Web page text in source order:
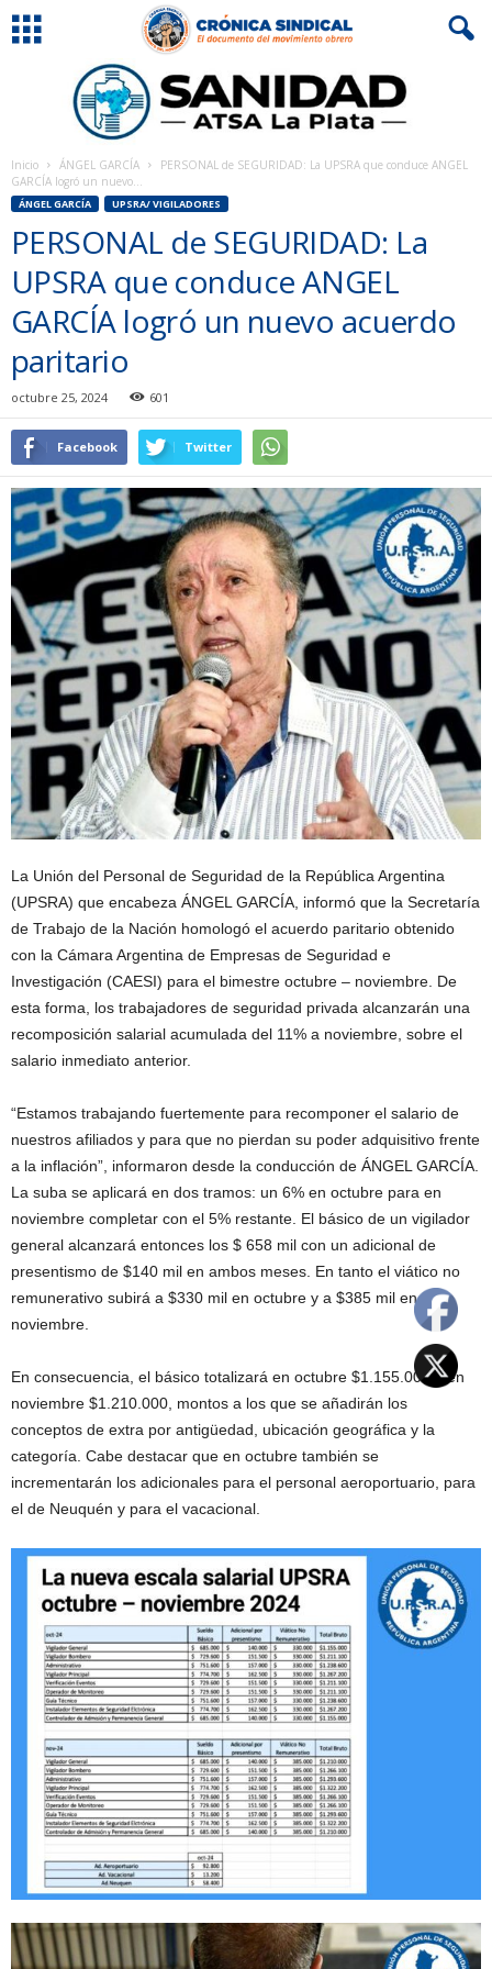
Inicio ÁNGEL GARCÍA
PERSONAL de SEGURIDAD: La UPSRA que conduce ANGEL
GARCÍA logró un nuevo...
ÁNGEL GARCÍA UPSRA/ VIGILADORES
PERSONAL de SEGURIDAD: La
UPSRA que conduce ANGEL
GARCÍA logró un nuevo acuerdo
paritario
octubre 25, 2024 601
Facebook Twitter
La Unión del Personal de Seguridad de la República Argentina
(UPSRA) que encabeza ÁNGEL GARCÍA, informó que la Secretaría
de Trabajo de la Nación homologó el acuerdo paritario obtenido
con la Cámara Argentina de Empresas de Seguridad e
Investigación (CAESI) para el bimestre octubre – noviembre. De
esta forma, los trabajadores de seguridad privada alcanzarán una
recomposición salarial acumulada del 11% a noviembre, sobre el
salario inmediato anterior.
“Estamos trabajando fuertemente para recomponer el salario de
nuestros afiliados y para que no pierdan su poder adquisitivo frente
a la inflación”, informaron desde la conducción de ÁNGEL GARCÍA.
La suba se aplicará en dos tramos: un 6% en octubre para en
noviembre completar con el 5% restante. El básico de un vigilador
general alcanzará entonces los $ 658 mil con un adicional de
presentismo de $140 mil en ambos meses. En tanto el viático no
remunerativo subirá a $330 mil en octubre y a $385 mil en
noviembre.
En consecuencia, el básico totalizará en octubre $1.155.000 y en
noviembre $1.210.000, montos a los que se añadirán los
conceptos de extra por antigüedad, ubicación geográfica y la
categoría. Cabe destacar que en octubre también se
incrementarán los adicionales para el personal aeroportuario, para
el de Neuquén y para el vacacional.